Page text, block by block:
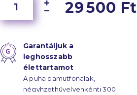
29 500 Ft
Garantáljuk a
leghosszabb
élettartamot
A puha pamutfonalak,
négyhzethüvelyenkénti 300